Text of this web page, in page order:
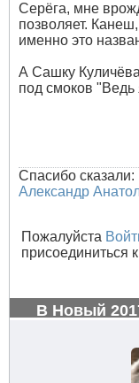
Серёга, мне
позволяет.
именно это
А Сашку
под смоков
Спасибо сказали:
Александр
Пожалуйста
присоединиться
В Новый